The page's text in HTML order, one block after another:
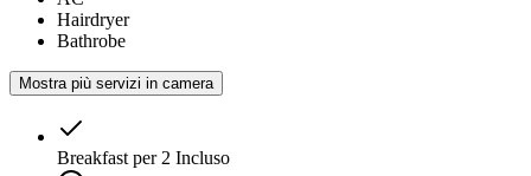
Hairdryer
Bathrobe
Mostra più servizi in camera
Breakfast per 2 Incluso